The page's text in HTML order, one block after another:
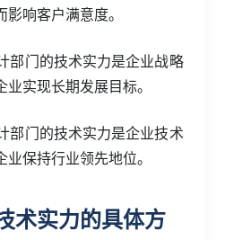
响客户满意度。
部门的技术实力是企业战略
实现长期发展目标。
部门的技术实力是企业技术
保持行业领先地位。
术实力的具体方